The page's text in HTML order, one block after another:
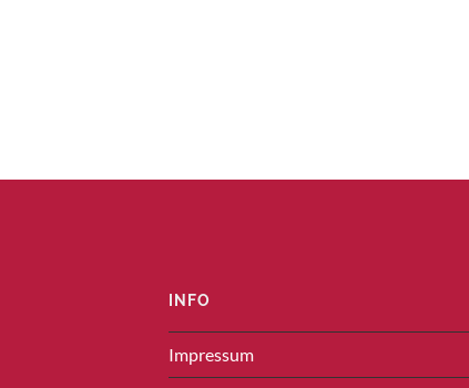
INFO
Impressum